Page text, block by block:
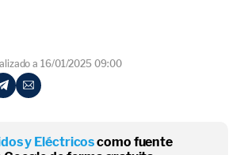
a 16/01/2025 09:00
y Eléctricoscomo fuente